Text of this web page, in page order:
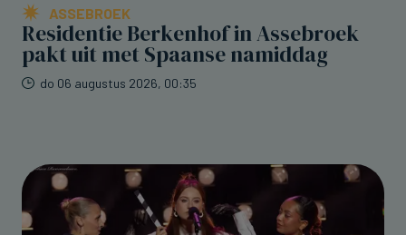
ASSEBROEK
Residentie Berkenhof in Assebroek
pakt uit met Spaanse namiddag
do 06 augustus 2026, 00:35